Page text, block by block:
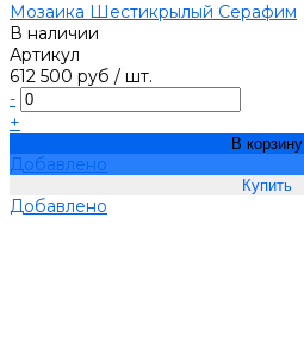
Мозаика Шестикрылый Серафим
В наличии
Артикул
612 500 руб / шт.
-
+
В корзину
Добавлено
Добавлено